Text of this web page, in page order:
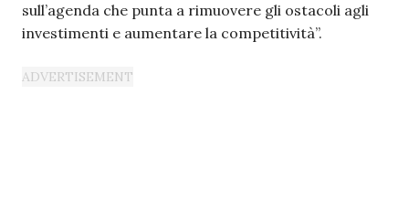
sull’agenda che punta a rimuovere gli ostacoli agli
investimenti e aumentare la competitività”.